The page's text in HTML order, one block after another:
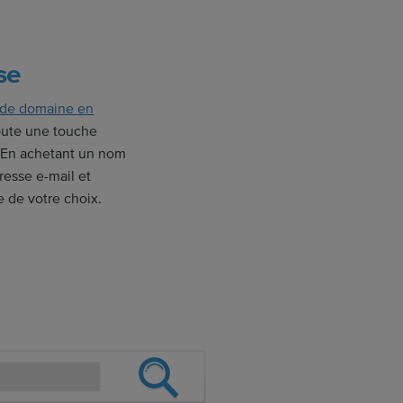
domaine en
une touche
achetant un nom
e-mail et
de votre choix.